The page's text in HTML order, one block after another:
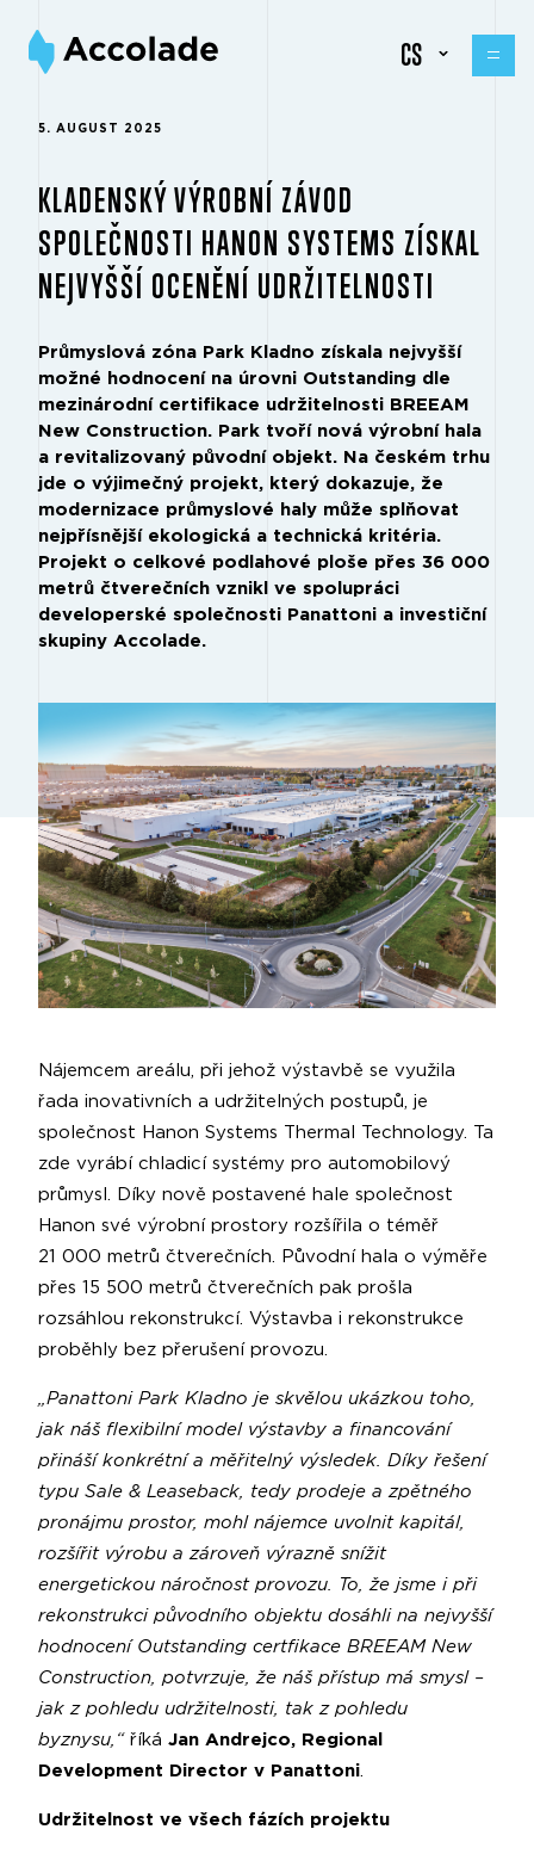
CS
5. AUGUST 2025
KLADENSKÝ VÝROBNÍ ZÁVOD
SPOLEČNOSTI HANON SYSTEMS ZÍSKAL
NEJVYŠŠÍ OCENĚNÍ UDRŽITELNOSTI
Průmyslová zóna Park Kladno získala nejvyšší
možné hodnocení na úrovni Outstanding dle
mezinárodní certifikace udržitelnosti BREEAM
New Construction. Park tvoří nová výrobní hala
a revitalizovaný původní objekt. Na českém trhu
jde o výjimečný projekt, který dokazuje, že
modernizace průmyslové haly může splňovat
nejpřísnější ekologická a technická kritéria.
Projekt o celkové podlahové ploše přes 36 000
metrů čtverečních vznikl ve spolupráci
developerské společnosti Panattoni a investiční
skupiny Accolade.
Nájemcem areálu, při jehož výstavbě se využila
řada inovativních a udržitelných postupů, je
společnost Hanon Systems Thermal Technology. Ta
zde vyrábí chladicí systémy pro automobilový
průmysl. Díky nově postavené hale společnost
Hanon své výrobní prostory rozšířila o téměř
21 000 metrů čtverečních. Původní hala o výměře
přes 15 500 metrů čtverečních pak prošla
rozsáhlou rekonstrukcí. Výstavba i rekonstrukce
proběhly bez přerušení provozu.
„Panattoni Park Kladno je skvělou ukázkou toho,
jak náš flexibilní model výstavby a financování
přináší konkrétní a měřitelný výsledek. Díky řešení
typu Sale & Leaseback, tedy prodeje a zpětného
pronájmu prostor, mohl nájemce uvolnit kapitál,
rozšířit výrobu a zároveň výrazně snížit
energetickou náročnost provozu. To, že jsme i při
rekonstrukci původního objektu dosáhli na nejvyšší
hodnocení Outstanding certfikace BREEAM New
Construction, potvrzuje, že náš přístup má smysl –
jak z pohledu udržitelnosti, tak z pohledu
byznysu,“ říká Jan Andrejco, Regional
Development Director v Panattoni.
Udržitelnost ve všech fázích projektu